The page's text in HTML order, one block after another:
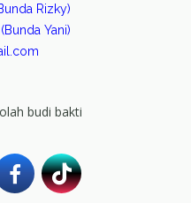
Rizky)
Yani)
budi bakti